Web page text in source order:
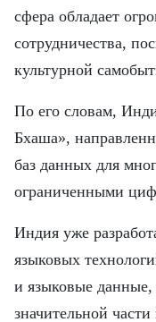
сфера обладает
сотрудничества,
культурной
По его словам,
Бхаша»,
баз данных для
ограниченными
Индия уже
языковых
и языковые
значительной